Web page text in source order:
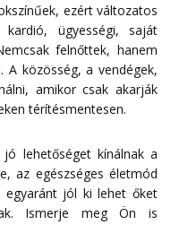
ezért változatos
ügyességi, saját
felnőttek, hanem
A közösség, a vendégek,
amikor csak akarják
térítésmentesen.
jó lehetőséget kínálnak a
az egészséges életmód
egyaránt jól ki lehet őket
Ismerje meg Ön is